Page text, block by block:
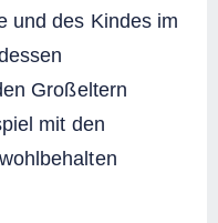
und des Kindes im
Großeltern
mit den